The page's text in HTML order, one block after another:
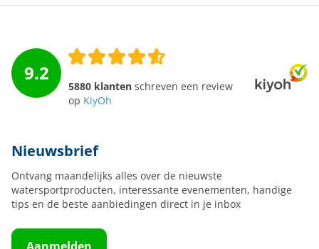
9.2
5880 klanten schreven een review
op KiyOh
Nieuwsbrief
Ontvang maandelijks alles over de nieuwste
watersportproducten, interessante evenementen, handige
tips en de beste aanbiedingen direct in je inbox